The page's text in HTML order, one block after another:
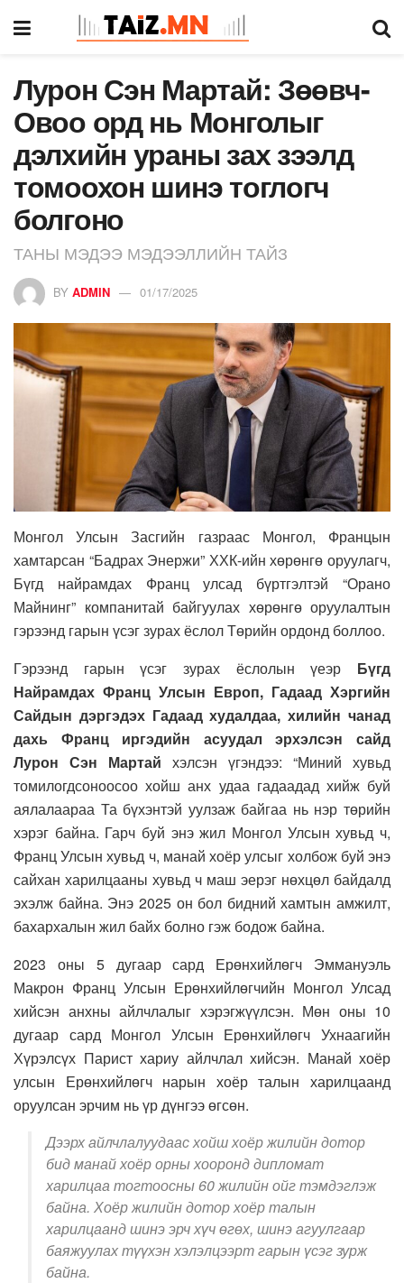
Лурон Сэн Мартай: Зөөвч-
Овоо орд нь Монголыг
дэлхийн ураны зах зээлд
томоохон шинэ тоглогч
болгоно
ТАНЫ МЭДЭЭ МЭДЭЭЛЛИЙН ТАЙЗ
BY ADMIN 01/17/2025
Монгол Улсын Засгийн газраас Монгол, Францын
хамтарсан “Бадрах Энержи” ХХК-ийн хөрөнгө оруулагч,
Бүгд найрамдах Франц улсад бүртгэлтэй “Орано
Майнинг” компанитай байгуулах хөрөнгө оруулалтын
гэрээнд гарын үсэг зурах ёслол Төрийн ордонд боллоо.
Гэрээнд гарын үсэг зурах ёслолын үеэр Бүгд
Найрамдах Франц Улсын Европ, Гадаад Хэргийн
Сайдын дэргэдэх Гадаад худалдаа, хилийн чанад
дахь Франц иргэдийн асуудал эрхэлсэн сайд
Лурон Сэн Мартай хэлсэн үгэндээ: “Миний хувьд
томилогдсоноосоо хойш анх удаа гадаадад хийж буй
аялалаараа Та бүхэнтэй уулзаж байгаа нь нэр төрийн
хэрэг байна. Гарч буй энэ жил Монгол Улсын хувьд ч,
Франц Улсын хувьд ч, манай хоёр улсыг холбож буй энэ
сайхан харилцааны хувьд ч маш эерэг нөхцөл байдалд
эхэлж байна. Энэ 2025 он бол бидний хамтын амжилт,
бахархалын жил байх болно гэж бодож байна.
2023 оны 5 дугаар сард Ерөнхийлөгч Эммануэль
Макрон Франц Улсын Ерөнхийлөгчийн Монгол Улсад
хийсэн анхны айлчлалыг хэрэгжүүлсэн. Мөн оны 10
дугаар сард Монгол Улсын Ерөнхийлөгч Ухнаагийн
Хүрэлсүх Парист хариу айлчлал хийсэн. Манай хоёр
улсын Ерөнхийлөгч нарын хоёр талын харилцаанд
оруулсан эрчим нь үр дүнгээ өгсөн.
Дээрх айлчлалуудаас хойш хоёр жилийн дотор
бид манай хоёр орны хооронд дипломат
харилцаа тогтоосны 60 жилийн ойг тэмдэглэж
байна. Хоёр жилийн дотор хоёр талын
харилцаанд шинэ эрч хүч өгөх, шинэ агуулгаар
баяжуулах түүхэн хэлэлцээрт гарын үсэг зурж
байна.